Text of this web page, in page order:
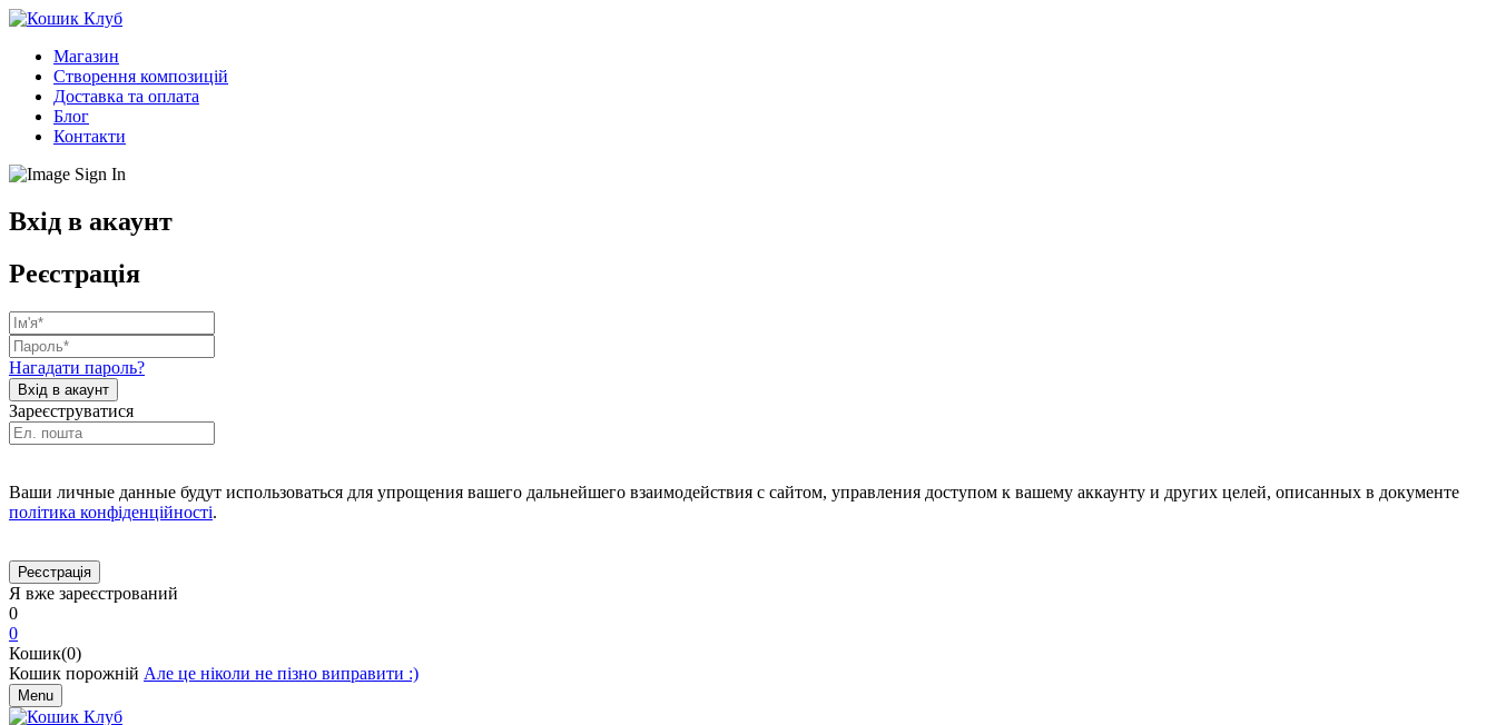
Магазин
Створення композицій
Доставка та оплата
Блог
Контакти
Вхід в акаунт
Реєстрація
Нагадати пароль?
Зареєструватися
Ваши личные данные будут использоваться для упрощения вашего дальнейшего взаимодействия с сайтом, управления доступом к вашему аккаунту и других целей, описанных в документе
політика конфіденційності.
Я вже зареєстрований
0
0
Кошик(0)
Кошик порожній Але це ніколи не пізно виправити :)
Menu